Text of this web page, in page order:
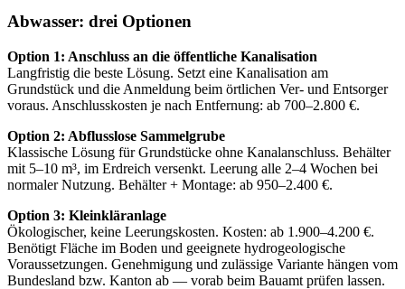
Abwasser: drei Optionen
Option 1: Anschluss an die öffentliche Kanalisation
Langfristig die beste Lösung. Setzt eine Kanalisation am
Grundstück und die Anmeldung beim örtlichen Ver- und Entsorger
voraus. Anschlusskosten je nach Entfernung: ab 700–2.800 €.
Option 2: Abflusslose Sammelgrube
Klassische Lösung für Grundstücke ohne Kanalanschluss. Behälter
mit 5–10 m³, im Erdreich versenkt. Leerung alle 2–4 Wochen bei
normaler Nutzung. Behälter + Montage: ab 950–2.400 €.
Option 3: Kleinkläranlage
Ökologischer, keine Leerungskosten. Kosten: ab 1.900–4.200 €.
Benötigt Fläche im Boden und geeignete hydrogeologische
Voraussetzungen. Genehmigung und zulässige Variante hängen vom
Bundesland bzw. Kanton ab — vorab beim Bauamt prüfen lassen.